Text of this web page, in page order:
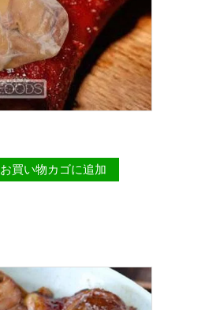
お買い物カゴに追加